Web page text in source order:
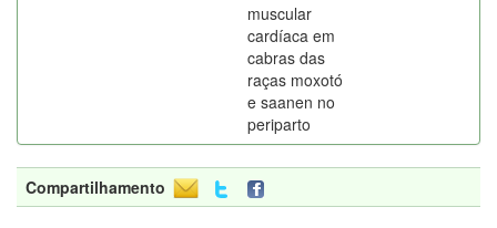
muscular
cardíaca em
cabras das
raças moxotó
e saanen no
periparto
Compartilhamento